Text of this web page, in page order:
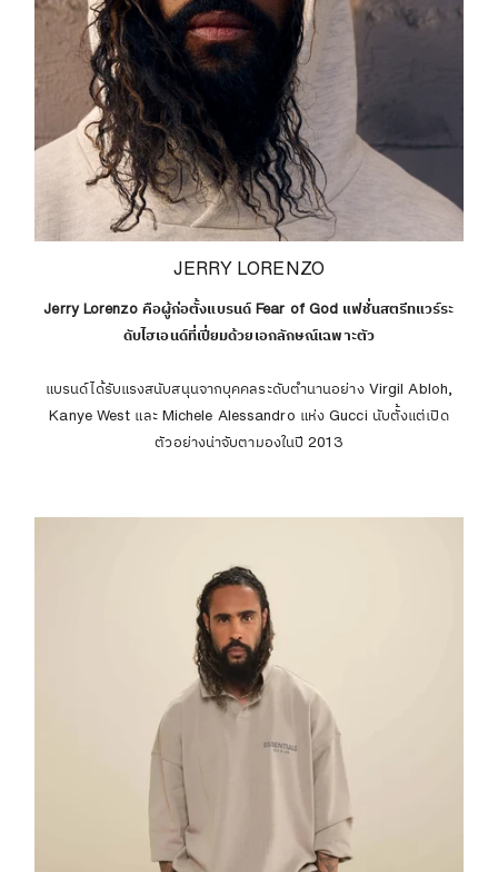
JERRY LORENZO
Jerry Lorenzo คือผู้ก่อตั้งแบรนด์ Fear of God แฟชั่นสตรีทแวร์ระ
ดับไฮเอนด์ที่เปี่ยมด้วยเอกลักษณ์เฉพาะตัว
แบรนด์ได้รับแรงสนับสนุนจากบุคคลระดับตำนานอย่าง Virgil Abloh,
Kanye West และ Michele Alessandro แห่ง Gucci นับตั้งแต่เปิด
ตัวอย่างน่าจับตามองในปี 2013